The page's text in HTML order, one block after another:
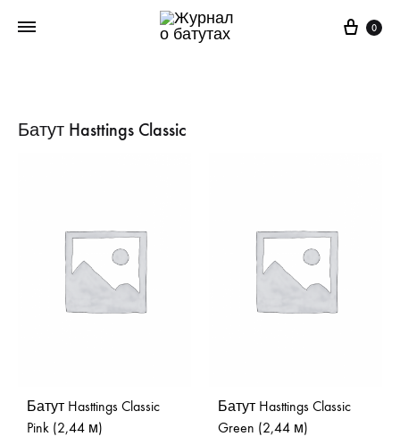
0
Батут Hasttings Classic
Батут Hasttings Classic
Pink (2,44 м)
Батут Hasttings Classic
Green (2,44 м)